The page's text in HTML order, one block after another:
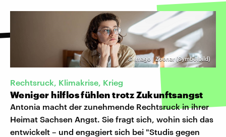
©Imago | Zoonar (Symbolbild)
Rechtsruck, Klimakrise, Krieg
Weniger hilflos fühlen trotz Zukunftsangst
Antonia macht der zunehmende Rechtsruck in ihrer
Heimat Sachsen Angst. Sie fragt sich, wohin sich das
entwickelt – und engagiert sich bei "Studis gegen